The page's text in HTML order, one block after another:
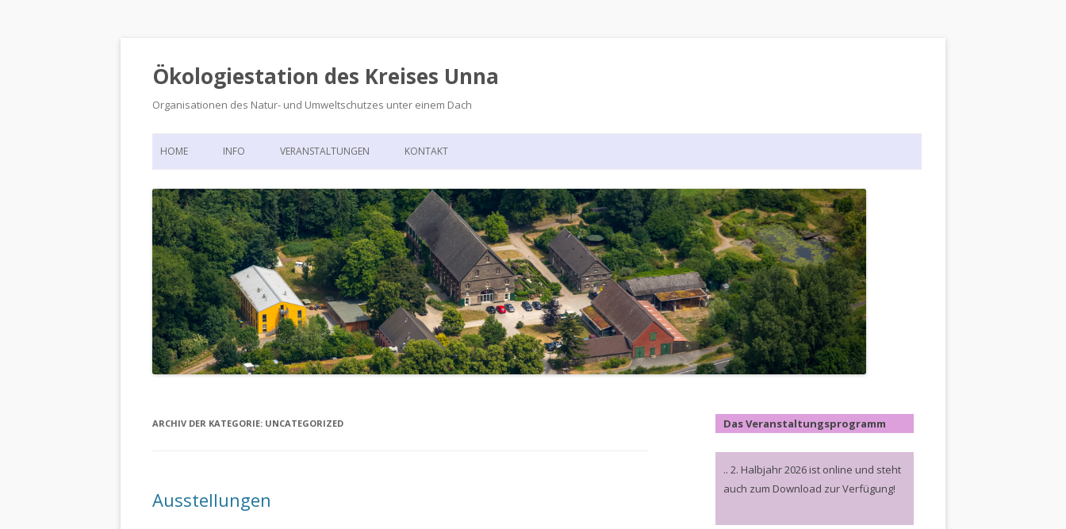
Ökologiestation des Kreises Unna
Organisationen des Natur- und Umweltschutzes unter einem Dach
Zum
HOME INFO
DIE ÖKOLOGIESTATION – FAST
900 JAHRE VORGESCHICHTE
VERANSTALTUNGEN KONTAKT
ARCHIV DER KATEGORIE: UNCATEGORIZED
Ausstellungen
Das Veranstaltungsprogramm
.. 2. Halbjahr 2026 ist online und steht
auch zum Download zur Verfügung!